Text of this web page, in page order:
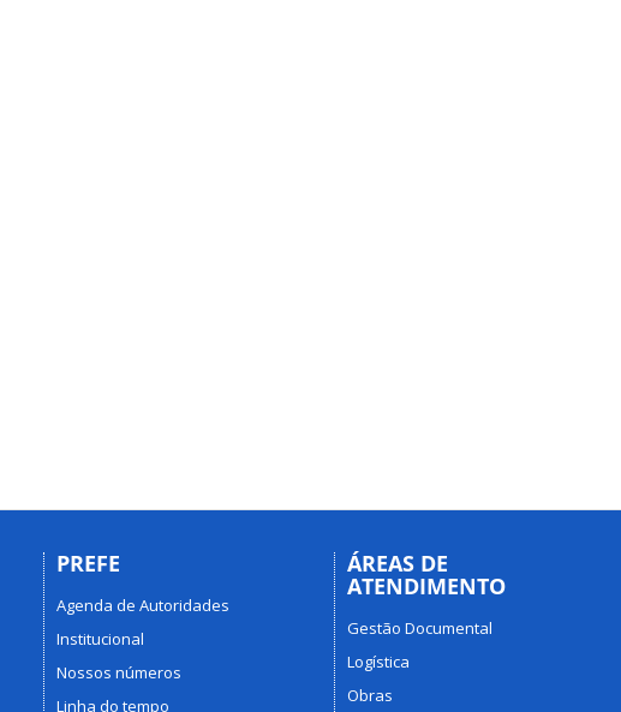
PREFE
Agenda de Autoridades
Institucional
Nossos números
Linha do tempo
ÁREAS DE
ATENDIMENTO
Gestão Documental
Logística
Obras